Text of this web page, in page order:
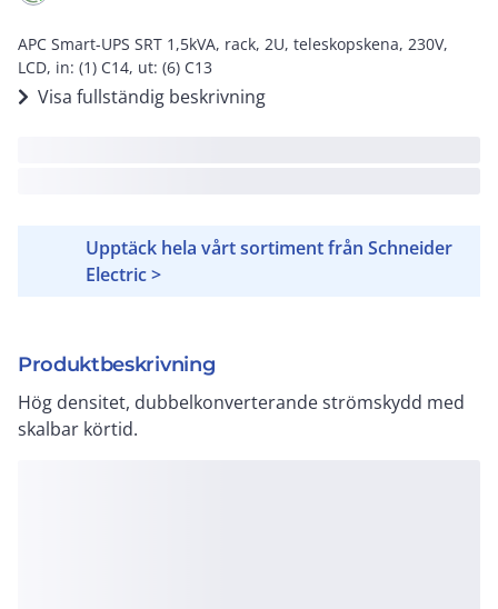
APC Smart-UPS SRT 1,5kVA, rack, 2U, teleskopskena, 230V,
LCD, in: (1) C14, ut: (6) C13
Visa fullständig beskrivning
Upptäck hela vårt sortiment från Schneider
Electric >
Produktbeskrivning
Hög densitet, dubbelkonverterande strömskydd med
skalbar körtid.